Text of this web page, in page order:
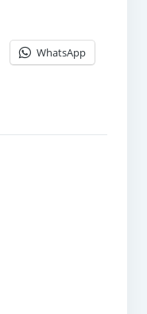
WhatsApp